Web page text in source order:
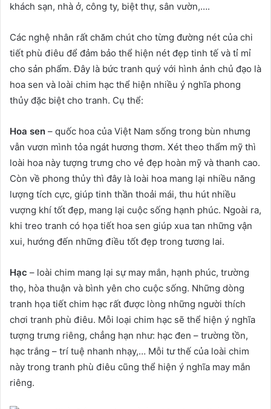
khách sạn, nhà ở, công ty, biệt thự, sân vườn,….
Các nghệ nhân rất chăm chút cho từng đường nét của chi
tiết phù điêu để đảm bảo thể hiện nét đẹp tinh tế và tỉ mỉ
cho sản phẩm. Đây là bức tranh quý với hình ảnh chủ đạo là
hoa sen và loài chim hạc thể hiện nhiều ý nghĩa phong
thủy đặc biệt cho tranh. Cụ thể:
Hoa sen – quốc hoa của Việt Nam sống trong bùn nhưng
vẫn vươn mình tỏa ngát hương thơm. Xét theo thẩm mỹ thì
loài hoa này tượng trưng cho vẻ đẹp hoàn mỹ và thanh cao.
Còn về phong thủy thì đây là loài hoa mang lại nhiều năng
lượng tích cực, giúp tinh thần thoải mái, thu hút nhiều
vượng khí tốt đẹp, mang lại cuộc sống hạnh phúc. Ngoài ra,
khi treo tranh có họa tiết hoa sen giúp xua tan những vận
xui, hướng đến những điều tốt đẹp trong tương lai.
Hạc – loài chim mang lại sự may mắn, hạnh phúc, trường
thọ, hòa thuận và bình yên cho cuộc sống. Những dòng
tranh họa tiết chim hạc rất được lòng những người thích
chơi tranh phù điêu. Mỗi loại chim hạc sẽ thể hiện ý nghĩa
tượng trưng riêng, chẳng hạn như: hạc đen – trường tồn,
hạc trắng – trí tuệ nhanh nhạy,… Mỗi tư thế của loài chim
này trong tranh phù điêu cũng thể hiện ý nghĩa may mắn
riêng.